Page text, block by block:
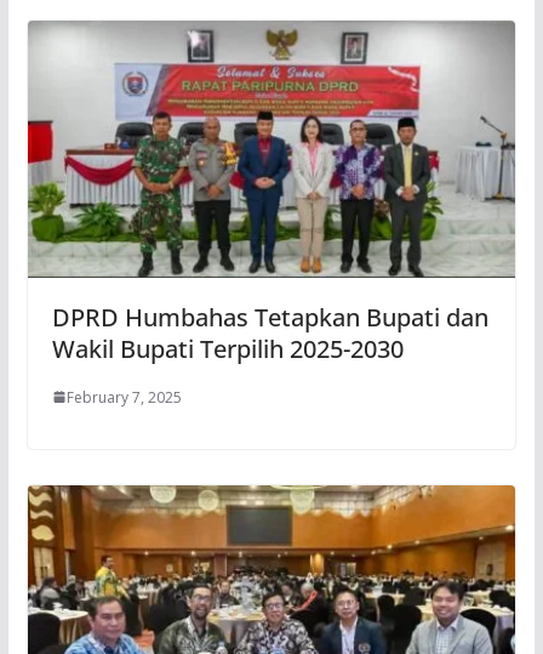
DPRD Humbahas Tetapkan Bupati dan
Wakil Bupati Terpilih 2025-2030
February 7, 2025